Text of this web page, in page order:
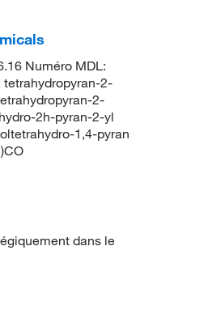
Numéro MDL:
tetrahydropyran-2-
2-
2h-pyran-2-yl
1,4-pyran
dans le